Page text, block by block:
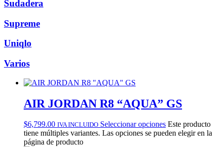
Sudadera
Supreme
Uniqlo
Varios
AIR JORDAN R8 “AQUA” GS
$6,799.00 IVA INCLUIDO Seleccionar opciones Este producto
tiene múltiples variantes. Las opciones se pueden elegir en la
página de producto